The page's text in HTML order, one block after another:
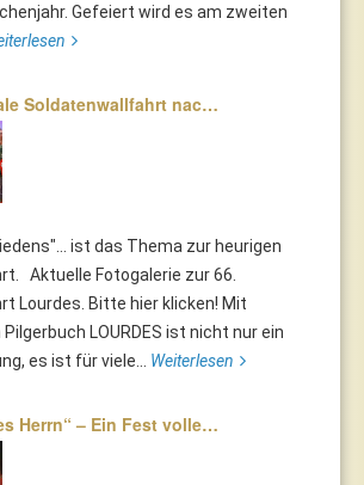
Gefeiert wird es am zweiten
Soldatenwallfahrt nac…
ist das Thema zur heurigen
Aktuelle Fotogalerie zur 66.
Lourdes. Bitte hier klicken! Mit
LOURDES ist nicht nur ein
es ist für viele... Weiterlesen
Herrn“ – Ein Fest volle…